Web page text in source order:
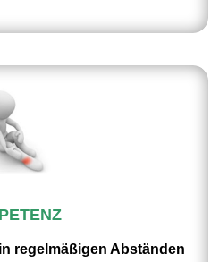
regelmäßigen Abständen